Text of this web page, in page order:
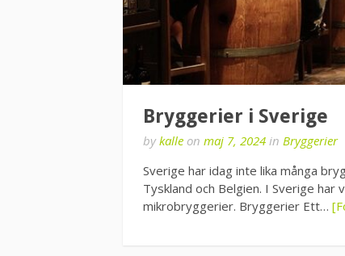
Bryggerier i Sverige
bykalle on maj 7, 2024 in Bryggerier
Sverige har idag inte lika många
Tyskland och Belgien. I Sverige
mikrobryggerier. Bryggerier Ett…